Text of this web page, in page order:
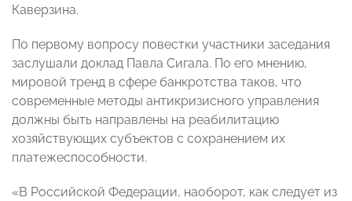
Каверзина.
По первому вопросу повестки участники заседания
заслушали доклад Павла Сигала. По его мнению,
мировой тренд в сфере банкротства таков, что
современные методы антикризисного управления
должны быть направлены на реабилитацию
хозяйствующих субъектов с сохранением их
платежеспособности.
«В Российской Федерации, наоборот, как следует из